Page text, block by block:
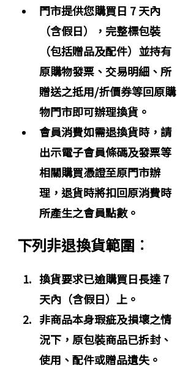
門市提供您購買日 7 天內
（含假日），完整標包裝
（包括贈品及配件）並持有
原購物發票、交易明細、所
贈送之抵用/折價券等回原購
物門市即可辦理換貨。
會員消費如需退換貨時，請
出示電子會員條碼及發票等
相關購買憑證至原門市辦
理，退貨時將扣回原消費時
所產生之會員點數。
下列非退換貨範圍︰
換貨要求已逾購買日長達 7
天內（含假日）上。
非商品本身瑕疵及損壞之情
況下，原包裝商品已拆封、
使用、配件或贈品遺失。